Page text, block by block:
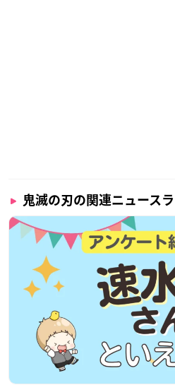
鬼滅の刃の関連ニュース